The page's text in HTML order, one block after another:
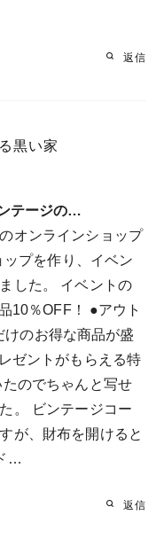
返信
黒い家
テージの…
オンラインショップ
プを作り、イベン
した。 イベントの
10％OFF！ ●アウト
のお得な商品が盛
ゼントがもらえる特
のでちゃんと写せ
。 ビンテージコー
が、財布を開けると
…
返信